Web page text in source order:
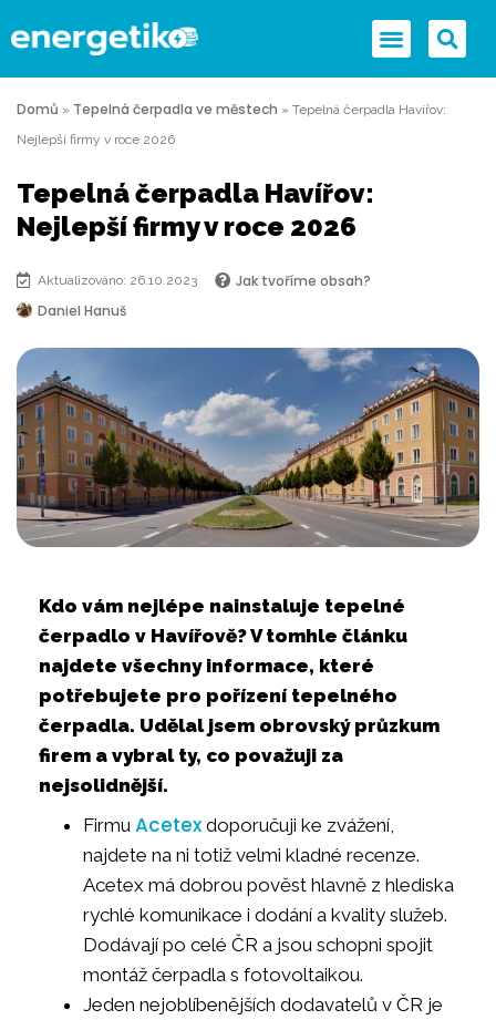
Domů » Tepelná čerpadla ve městech » Tepelná čerpadla Havířov:
Nejlepší firmy v roce 2026
Tepelná čerpadla Havířov:
Nejlepší firmy v roce 2026
Aktualizováno: 26.10.2023
Jak tvoříme obsah?
Daniel Hanuš
Kdo vám nejlépe nainstaluje tepelné
čerpadlo v Havířově? V tomhle článku
najdete všechny informace, které
potřebujete pro pořízení tepelného
čerpadla. Udělal jsem obrovský průzkum
firem a vybral ty, co považuji za
nejsolidnější.
Firmu Acetex doporučuji ke zvážení,
najdete na ni totiž velmi kladné recenze.
Acetex má dobrou pověst hlavně z hlediska
rychlé komunikace i dodání a kvality služeb.
Dodávají po celé ČR a jsou schopni spojit
montáž čerpadla s fotovoltaikou.
Jeden nejoblíbenějších dodavatelů v ČR je